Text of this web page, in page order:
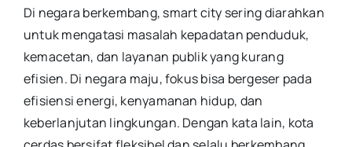
Di negara berkembang, smart city sering diarahkan
untuk mengatasi masalah kepadatan penduduk,
kemacetan, dan layanan publik yang kurang
efisien. Di negara maju, fokus bisa bergeser pada
efisiensi energi, kenyamanan hidup, dan
keberlanjutan lingkungan. Dengan kata lain, kota